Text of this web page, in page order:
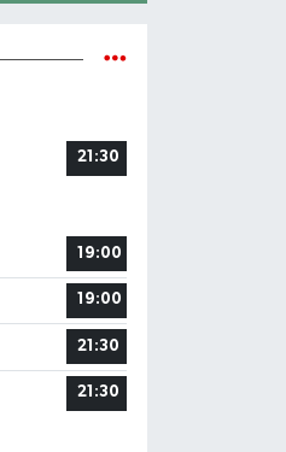
21:30
19:00
19:00
21:30
21:30